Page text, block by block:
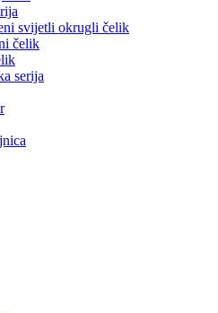
svijetli okrugli čelik
čelik
serija